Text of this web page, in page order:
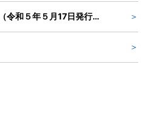
とやま中小企業チャレンジファンド事業、 ローカル５G活用生産性向上推進事業費補助金【ニュースレター（令和５年５月17日発行）から抜粋】